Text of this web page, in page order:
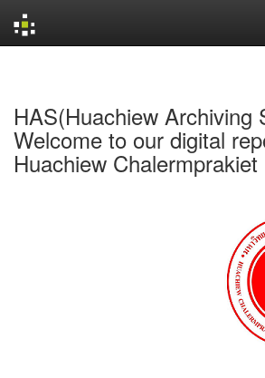
HAS(Huachiew Archiving
Welcome to our digital
Huachiew